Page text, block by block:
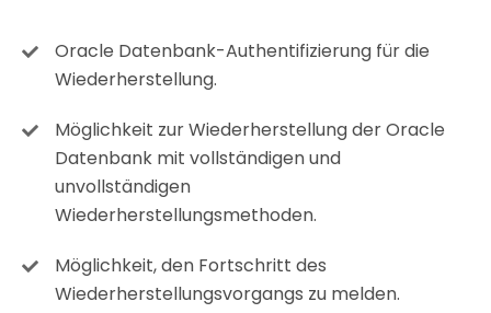
Oracle Datenbank-Authentifizierung für die
Wiederherstellung.
Möglichkeit zur Wiederherstellung der Oracle
Datenbank mit vollständigen und
unvollständigen
Wiederherstellungsmethoden.
Möglichkeit, den Fortschritt des
Wiederherstellungsvorgangs zu melden.